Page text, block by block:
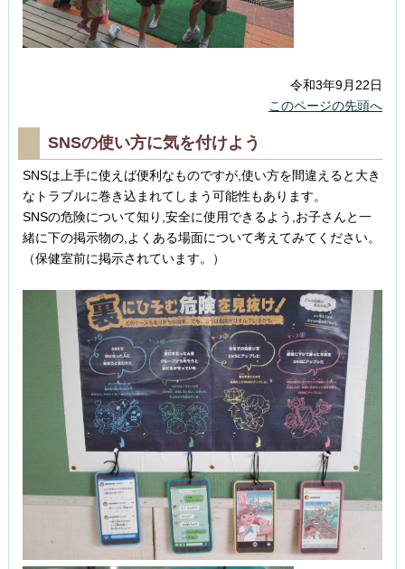
令和3年9月22日
このページの先頭へ
SNSの使い方に気を付けよう
SNSは上手に使えば便利なものですが,使い方を間違えると大き
なトラブルに巻き込まれてしまう可能性もあります。
SNSの危険について知り,安全に使用できるよう,お子さんと一
緒に下の掲示物の,よくある場面について考えてみてください。
（保健室前に掲示されています。）